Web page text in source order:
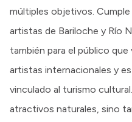
múltiples objetivos.
artistas de Bariloche y Río
también para el público
artistas internacionales y
vinculado al turismo
atractivos naturales, sino